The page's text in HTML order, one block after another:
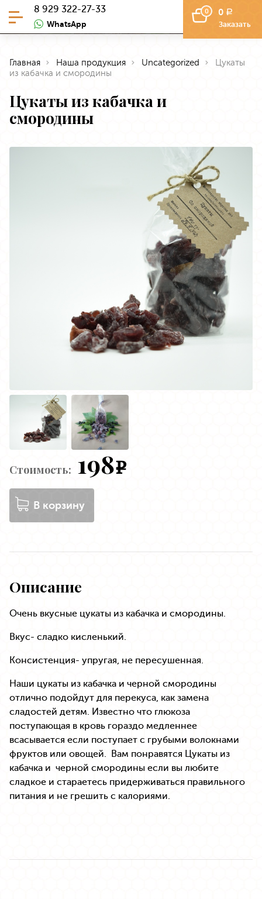
8 929 322-27-33
WhatsApp
0 0 a
Заказать
Главная Наша продукция Uncategorized
Цукаты
из кабачка и смородины
Цукаты из кабачка и
смородины
Стоимость: 198e
В корзину
Описание
Очень вкусные цукаты из кабачка и смородины.
Вкус- сладко кисленький.
Консистенция- упругая, не пересушенная.
Наши цукаты из кабачка и черной смородины
отлично подойдут для перекуса, как замена
сладостей детям. Известно что глюкоза
поступающая в кровь гораздо медленнее
всасывается если поступает с грубыми волокнами
фруктов или овощей. Вам понравятся Цукаты из
кабачка и черной смородины если вы любите
сладкое и стараетесь придерживаться правильного
питания и не грешить с калориями.